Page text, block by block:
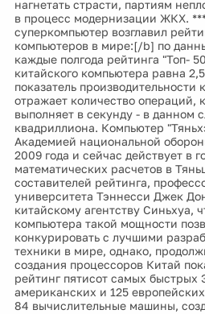
нагнетать страсти, партиям
в процесс модернизации ЖКХ.
суперкомпьютер возглавил
компьютеров в мире:[/b] по
каждые полгода рейтинга "Топ-
китайского компьютера равна
показатель производительности
отражает количество операций,
выполняет в секунду - в данном
квадриллиона. Компьютер
Академией национальной
2009 года и сейчас действует в
математических расчетов в
составителей рейтинга,
университета Тэннесси Джек
китайскому агентству Синьхуа,
компьютера такой мощности
конкурировать с лучшими
техники в мире, однако,
создания процессоров Китай
рейтинг пятисот самых
американских и 125
84 вычислительные машины,